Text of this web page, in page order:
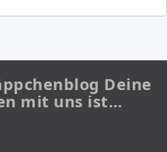
Deine
mit uns ist…